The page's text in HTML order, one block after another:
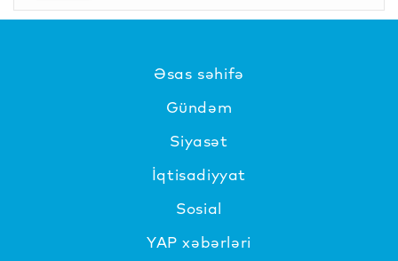
Əsas səhifə
Gündəm
Siyasət
İqtisadiyyat
Sosial
YAP xəbərləri